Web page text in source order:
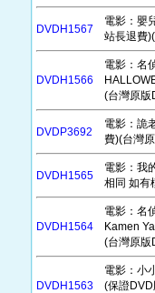
DVDH1567
電影：嬰
站長退費
DVDH1566
電影：名
(台灣原版
DVDP3692
電影：詭
費)(台灣
DVDH1565
電影：我
相同 如有
DVDH1564
電影：名
Kamen
(台灣原版
DVDH1563
電影：小
(保證